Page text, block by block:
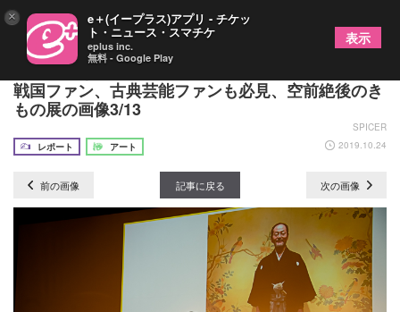
特別展『きもの KIMONO』報道発表会レポート
戦国ファン、古典芸能ファンも必見、空前絶後のき
もの展の画像3/13
SPICER
レポート
アート 2019.10.24
前の画像 記事に戻る 次の画像
× e＋(イープラス)アプリ - チケッ
ト・ニュース・スマチケ
eplus inc.
無料 - Google Play
表示